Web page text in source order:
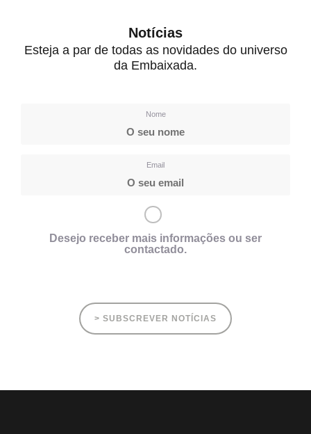
Notícias
Esteja a par de todas as novidades do universo
da Embaixada.
Nome
Email
Desejo receber mais informações ou ser
contactado.
> SUBSCREVER NOTÍCIAS